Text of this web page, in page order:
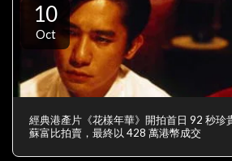
10
Oct
經典港產片《花樣年華》開拍首日 92 秒珍
蘇富比拍賣，最終以 428 萬港幣成交